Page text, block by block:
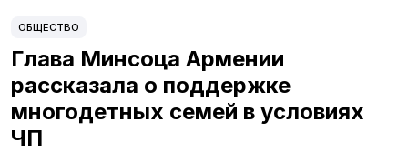
ОБЩЕСТВО
Глава Минсоца Армении
рассказала о поддержке
многодетных семей в условиях
ЧП